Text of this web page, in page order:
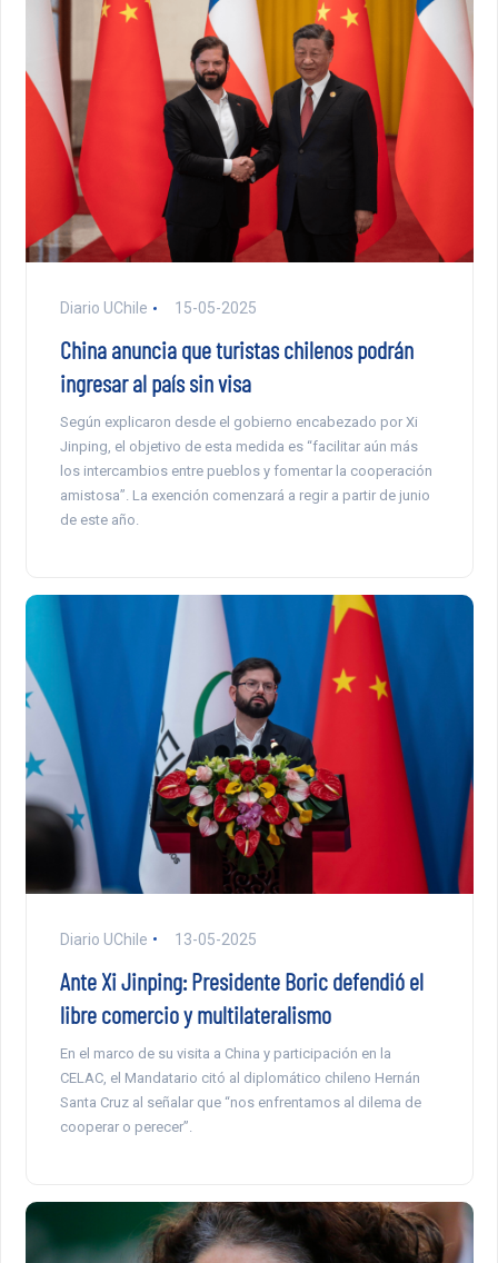
Diario UChile 15-05-2025
China anuncia que turistas chilenos podrán
ingresar al país sin visa
Según explicaron desde el gobierno encabezado por Xi
Jinping, el objetivo de esta medida es “facilitar aún más
los intercambios entre pueblos y fomentar la cooperación
amistosa”. La exención comenzará a regir a partir de junio
de este año.
Diario UChile 13-05-2025
Ante Xi Jinping: Presidente Boric defendió el
libre comercio y multilateralismo
En el marco de su visita a China y participación en la
CELAC, el Mandatario citó al diplomático chileno Hernán
Santa Cruz al señalar que “nos enfrentamos al dilema de
cooperar o perecer”.